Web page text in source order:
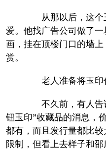
从那以后，这个
爱。他找广告公司做了
画，挂在顶楼门口的墙
赏。
老人准备将玉印
不久前，有人告
钮玉印”收藏品的消息，
都有，而且发行量都比
限制，但看上去样子和邵